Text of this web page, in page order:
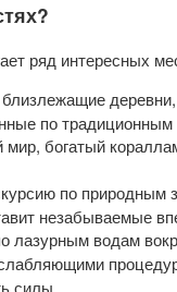
ряд интересных
близлежащие
по
богатый
по
незабываемые
лазурным водам
силы.